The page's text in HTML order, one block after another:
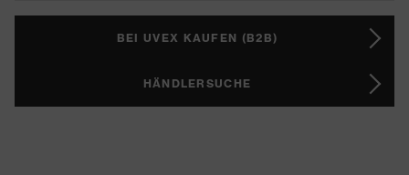
BEI UVEX KAUFEN (B2B)
HÄNDLERSUCHE